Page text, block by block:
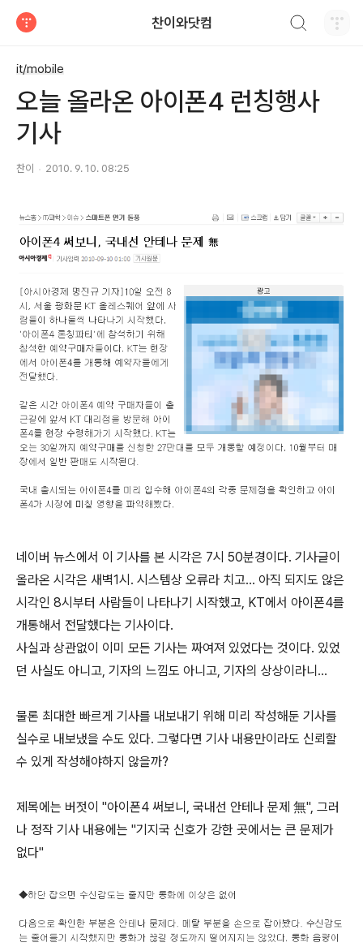
찬이와닷컴
it/mobile
오늘 올라온 아이폰4 런칭행사
기사
찬이 2010. 9. 10. 08:25
네이버 뉴스에서 이 기사를 본 시각은 7시 50분경이다. 기사글이
올라온 시각은 새벽1시. 시스템상 오류라 치고... 아직 되지도 않은
시각인 8시부터 사람들이 나타나기 시작했고, KT에서 아이폰4를
개통해서 전달했다는 기사이다.
사실과 상관없이 이미 모든 기사는 짜여져 있었다는 것이다. 있었
던 사실도 아니고, 기자의 느낌도 아니고, 기자의 상상이라니...
물론 최대한 빠르게 기사를 내보내기 위해 미리 작성해둔 기사를
실수로 내보냈을 수도 있다. 그렇다면 기사 내용만이라도 신뢰할
수 있게 작성해야하지 않을까?
제목에는 버젓이 "아이폰4 써보니, 국내선 안테나 문제 無", 그러
나 정작 기사 내용에는 "기지국 신호가 강한 곳에서는 큰 문제가
없다"